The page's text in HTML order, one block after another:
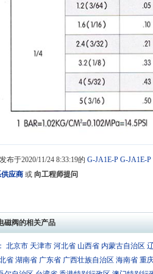
布于2020/11/24 8:33:19的 G-JA1E-P G-JA1E-P
应商 或 向工程师提问
磁阀的相关产品
北京市 天津市 河北省 山西省 内蒙古自治区
省 湖南省 广东省 广西壮族自治区 海南省 重